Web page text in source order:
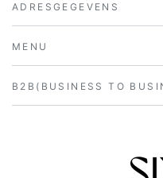
ADRESGEGEVENS
MENU
B2B(BUSINESS TO